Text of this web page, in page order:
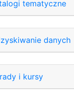
tematyczne
danych
i kursy